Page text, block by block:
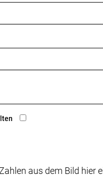
aus dem Bild hier